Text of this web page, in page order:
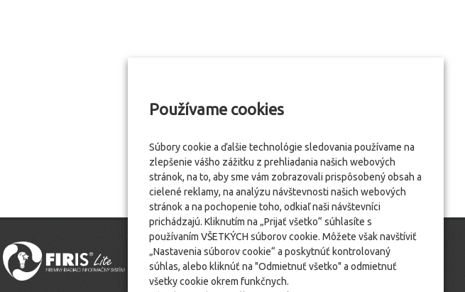
Používame cookies
Súbory cookie a ďalšie technológie sledovania používame na
zlepšenie vášho zážitku z prehliadania našich webových
stránok, na to, aby sme vám zobrazovali prispôsobený obsah a
cielené reklamy, na analýzu návštevnosti našich webových
stránok a na pochopenie toho, odkiaľ naši návštevníci
prichádzajú. Kliknutím na „Prijať všetko“ súhlasíte s
používaním VŠETKÝCH súborov cookie. Môžete však navštíviť
„Nastavenia súborov cookie“ a poskytnúť kontrolovaný
súhlas, alebo kliknúť na "Odmietnuť všetko" a odmietnuť
všetky cookie okrem funkčnych.